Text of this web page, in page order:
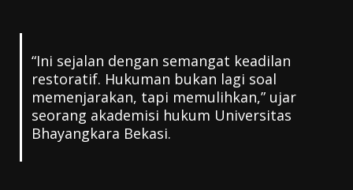
“Ini sejalan dengan semangat keadilan
restoratif. Hukuman bukan lagi soal
memenjarakan, tapi memulihkan,” ujar
seorang akademisi hukum Universitas
Bhayangkara Bekasi.